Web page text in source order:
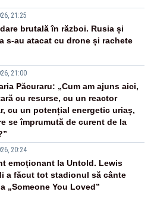
21:25
brutală în război. Rusia și
s-au atacat cu drone și rachete
21:00
Păcuraru: „Cum am ajuns aici,
cu resurse, cu un reactor
cu un potențial energetic uriaș,
se împrumută de curent de la
20:24
emoționant la Untold. Lewis
a făcut tot stadionul să cânte
„Someone You Loved”